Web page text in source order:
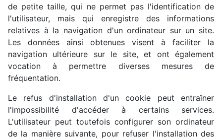
de petite taille, qui ne permet pas l'identification de
l'utilisateur, mais qui enregistre des informations
relatives à la navigation d'un ordinateur sur un site.
Les données ainsi obtenues visent à faciliter la
navigation ultérieure sur le site, et ont également
vocation à permettre diverses mesures de
fréquentation.
Le refus d'installation d'un cookie peut entraîner
l'impossibilité d'accéder à certains services.
L'utilisateur peut toutefois configurer son ordinateur
de la manière suivante, pour refuser l'installation des